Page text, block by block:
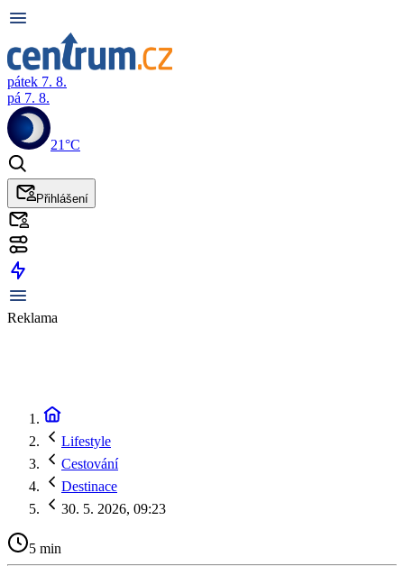
pátek 7. 8.
pá 7. 8.
21°C
Přihlášení
Reklama
Lifestyle
Cestování
Destinace
30. 5. 2026, 09:23
5 min